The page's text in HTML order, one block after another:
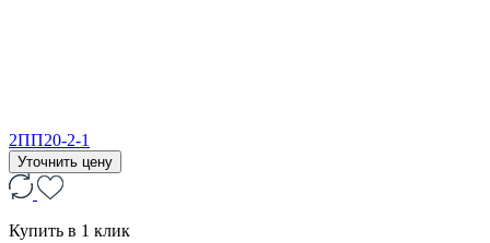
2ПП20-2-1
Уточнить цену
Купить в 1 клик